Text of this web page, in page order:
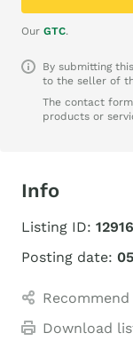
Our GTC.
By submitting
to the seller of
The contact
products or
Info
Listing ID:
Posting date:
Download